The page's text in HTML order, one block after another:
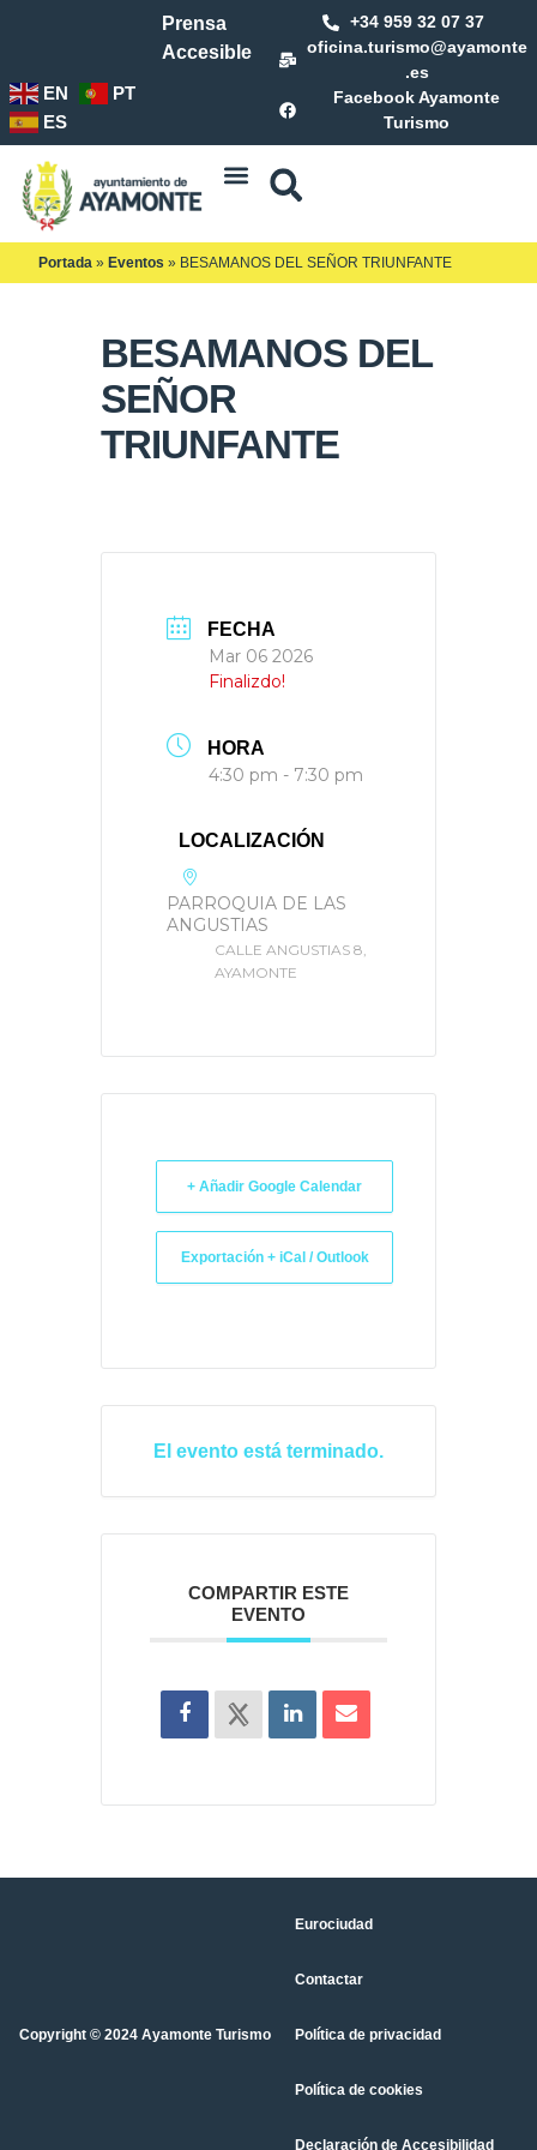
Prensa
Accesible
+34 959 32 07 37
oficina.turismo@ayamonte
.es
Facebook Ayamonte
Turismo
EN
PT
ES
Portada » Eventos » BESAMANOS DEL SEÑOR TRIUNFANTE
BESAMANOS DEL
SEÑOR
TRIUNFANTE
FECHA
Mar 06 2026
Finalizdo!
HORA
4:30 pm - 7:30 pm
LOCALIZACIÓN
PARROQUIA DE LAS
ANGUSTIAS
CALLE ANGUSTIAS 8,
AYAMONTE
+ Añadir Google Calendar
Exportación + iCal / Outlook
El evento está terminado.
COMPARTIR ESTE
EVENTO
Copyright © 2024 Ayamonte Turismo
Eurociudad
Contactar
Política de privacidad
Política de cookies
Declaración de Accesibilidad